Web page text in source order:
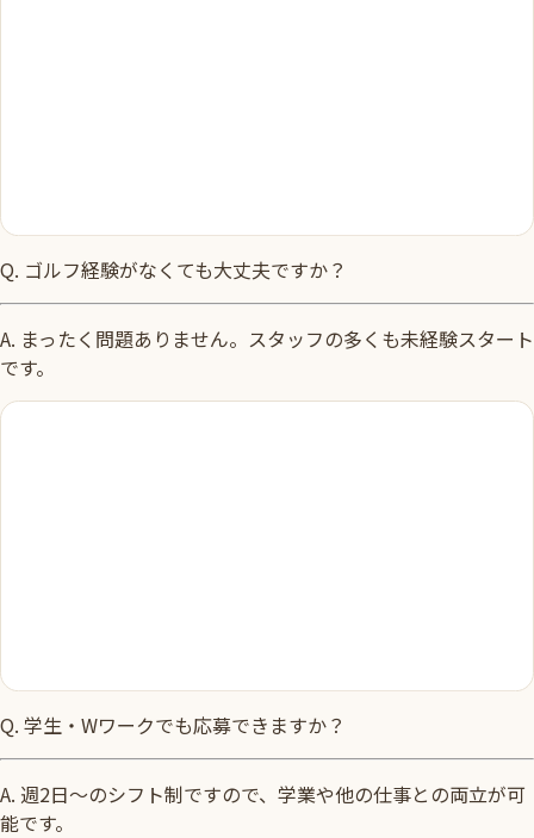
Q. ゴルフ経験がなくても大丈夫ですか？
A. まったく問題ありません。スタッフの多くも未経験スタート
です。
Q. 学生・Wワークでも応募できますか？
A. 週2日〜のシフト制ですので、学業や他の仕事との両立が可
能です。